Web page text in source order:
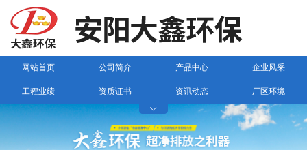
网站首页 公司简介 产品中心 企业风采
工程业绩 资质证书 资讯动态 厂区环境
联系我们
